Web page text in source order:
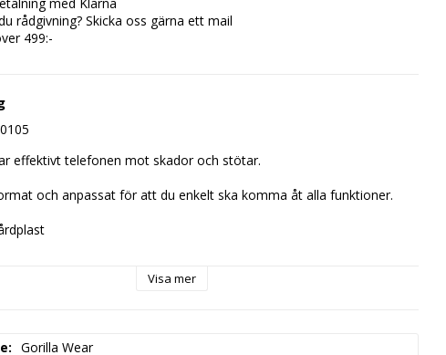
rådgivning? Skicka oss gärna ett mail
499:-
effektivt telefonen mot skador och stötar.
och anpassat för att du enkelt ska komma åt alla funktioner.
Visa mer
Gorilla Wear